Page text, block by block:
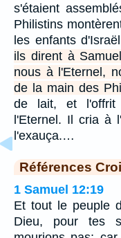
s'étaient
Philistins
les enfants
ils dirent à
nous à l'Eternel,
de la main des
de lait, et l'offrit
l'Eternel. Il cria à
l'exauça.…
Références
1 Samuel 12:19
Et tout le peuple
Dieu, pour tes